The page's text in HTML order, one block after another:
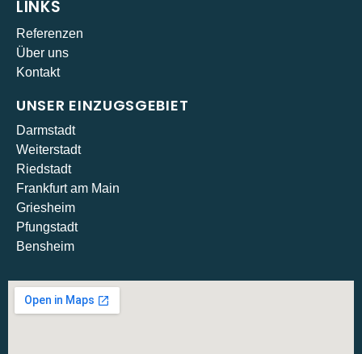
LINKS
Referenzen
Über uns
Kontakt
UNSER EINZUGSGEBIET
Darmstadt
Weiterstadt
Riedstadt
Frankfurt am Main
Griesheim
Pfungstadt
Bensheim